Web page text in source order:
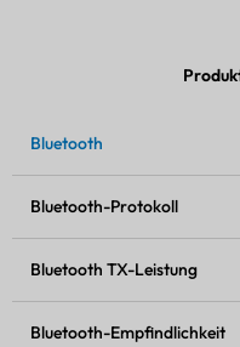
Bluetooth
Bluetooth-Protokoll
Bluetooth TX-Leistung
Bluetooth-Empfindlichkeit